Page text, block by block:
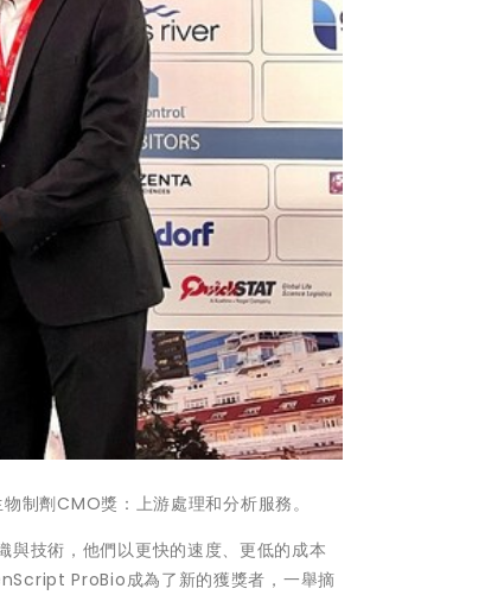
劑CMO獎：上游處理和分析服務。
技術，他們以更快的速度、更低的成本
ProBio成為了新的獲獎者，一舉摘